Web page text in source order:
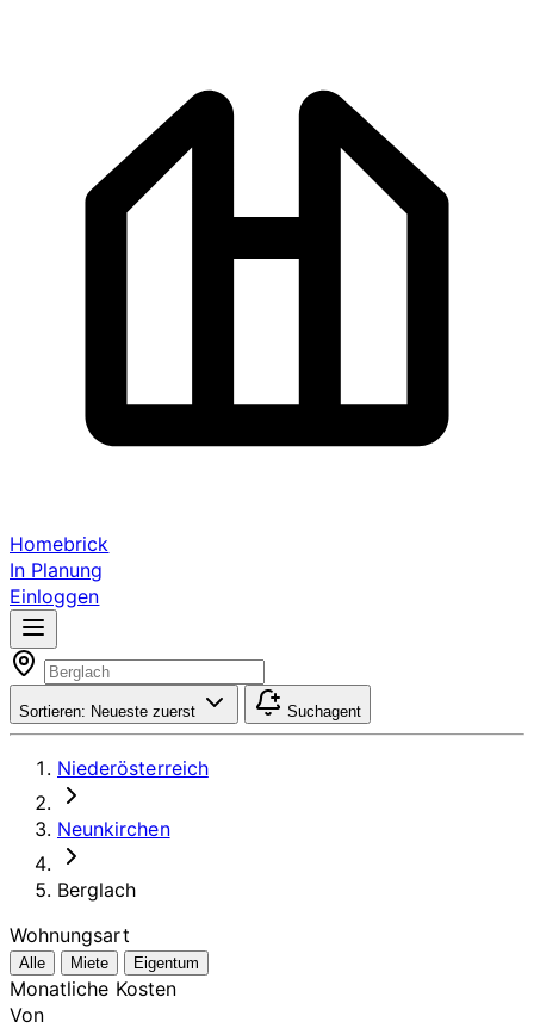
Homebrick
In Planung
Einloggen
Sortieren: Neueste zuerst Suchagent
Niederösterreich
Neunkirchen
Berglach
Wohnungsart
Alle Miete Eigentum
Monatliche Kosten
Von